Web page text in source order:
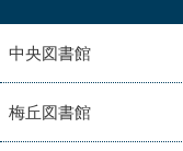
中央図書館
梅丘図書館